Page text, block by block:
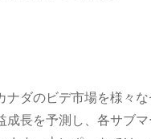
ナダのビデ市場を様々な
成長を予測し、各サブ